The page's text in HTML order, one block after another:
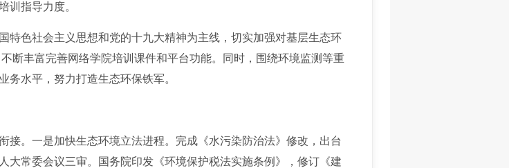
训指导力度。
色社会主义思想和党的十九大精神为主线，切实加强对基层生态环
断丰富完善网络学院培训课件和平台功能。同时，围绕环境监测等重
务水平，努力打造生态环保铁军。
。一是加快生态环境立法进程。完成《水污染防治法》修改，出台
大常委会议三审。国务院印发《环境保护税法实施条例》，修订《建